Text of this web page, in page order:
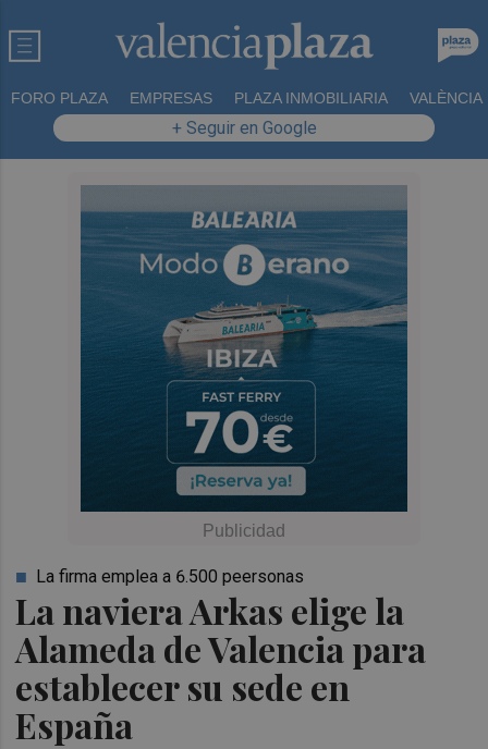
FORO PLAZA EMPRESAS PLAZA INMOBILIARIA VALÈNCIA
+ Seguir en Google
La naviera Arkas elige la
Alameda de Valencia para
establecer su sede en
España
La firma emplea a 6.500 peersonas